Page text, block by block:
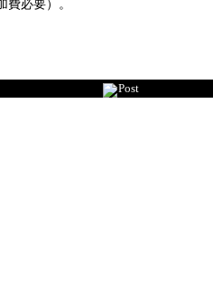
必要）。
Post